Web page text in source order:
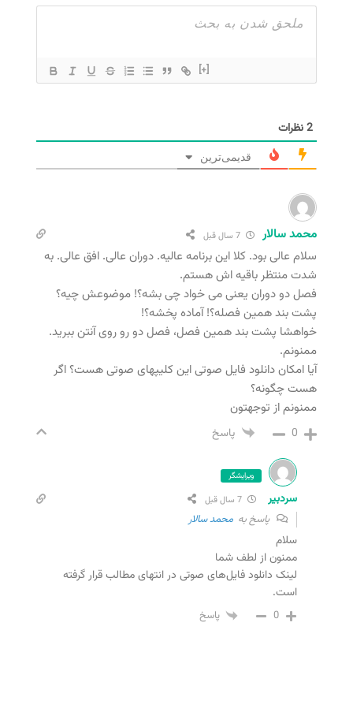
[+]
2نظرات
قدیمی‌ترین
محمد سالار
سلام عالی بود. کلا این برنامه عالیه. دوران عالی. افق عالی. به
شدت منتظر باقیه اش هستم.
فصل دو دوران یعنی می خواد چی بشه؟! موضوعش چیه؟
پشت بند همین فصله؟! آماده پخشه؟!
خواهشا پشت بند همین فصل، فصل دو رو روی آنتن ببرید.
ممنونم.
آیا امکان دانلود فایل صوتی این کلیپهای صوتی هست؟ اگر
هست چگونه؟
ممنونم از توجهتون
0 پاسخ
ویرایشگر
سردبیر
پاسخ به محمد سالار
سلام
ممنون از لطف شما
لینک دانلود فایل‌های صوتی در انتهای مطالب قرار گرفته
است.
0 پاسخ